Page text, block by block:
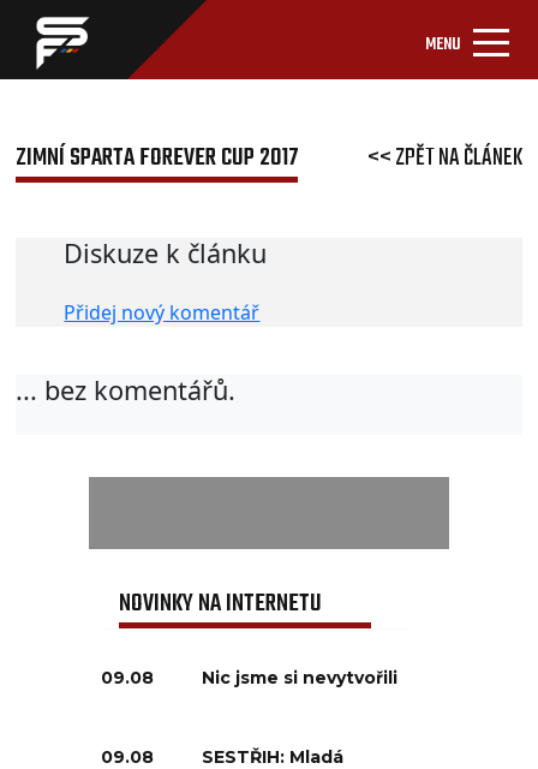
MENU
ZIMNÍ SPARTA FOREVER CUP 2017 << ZPĚT NA ČLÁNEK
Diskuze k článku
Přidej nový komentář
... bez komentářů.
NOVINKY NA INTERNETU
09.08 Nic jsme si nevytvořili
09.08
SESTŘIH: Mladá